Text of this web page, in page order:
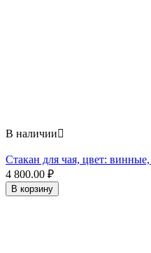
В наличии
Стакан для чая, цвет:
4 800.00 ₽
В корзину